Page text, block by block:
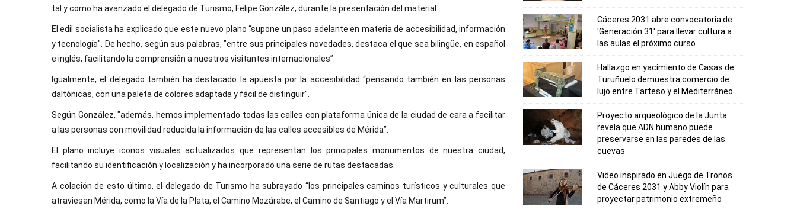
tal y como ha avanzado el delegado de Turismo, Felipe González, durante la presentación del material.
El edil socialista ha explicado que este nuevo plano “supone un paso adelante en materia de accesibilidad, información
y tecnología". De hecho, según sus palabras, "entre sus principales novedades, destaca el que sea bilingüe, en español
e inglés, facilitando la comprensión a nuestros visitantes internacionales”.
Igualmente, el delegado también ha destacado la apuesta por la accesibilidad “pensando también en las personas
daltónicas, con una paleta de colores adaptada y fácil de distinguir".
Según González, "además, hemos implementado todas las calles con plataforma única de la ciudad de cara a facilitar
a las personas con movilidad reducida la información de las calles accesibles de Mérida”.
El plano incluye iconos visuales actualizados que representan los principales monumentos de nuestra ciudad,
facilitando su identificación y localización y ha incorporado una serie de rutas destacadas.
A colación de esto último, el delegado de Turismo ha subrayado “los principales caminos turísticos y culturales que
atraviesan Mérida, como la Vía de la Plata, el Camino Mozárabe, el Camino de Santiago y el Vía Martirum”.
Cáceres 2031 abre convocatoria de
'Generación 31' para llevar cultura a
las aulas el próximo curso
Hallazgo en yacimiento de Casas de
Turuñuelo demuestra comercio de
lujo entre Tarteso y el Mediterráneo
Proyecto arqueológico de la Junta
revela que ADN humano puede
preservarse en las paredes de las
cuevas
Video inspirado en Juego de Tronos
de Cáceres 2031 y Abby Violín para
proyectar patrimonio extremeño